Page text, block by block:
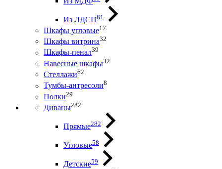
Из ЛДСП81
Шкафы угловые17
Шкафы витрина32
Шкафы-пенал39
Навесные шкафы32
Стеллажи62
Тумбы-антресоли8
Полки29
Диваны282
Прямые282
Угловые58
Детские59